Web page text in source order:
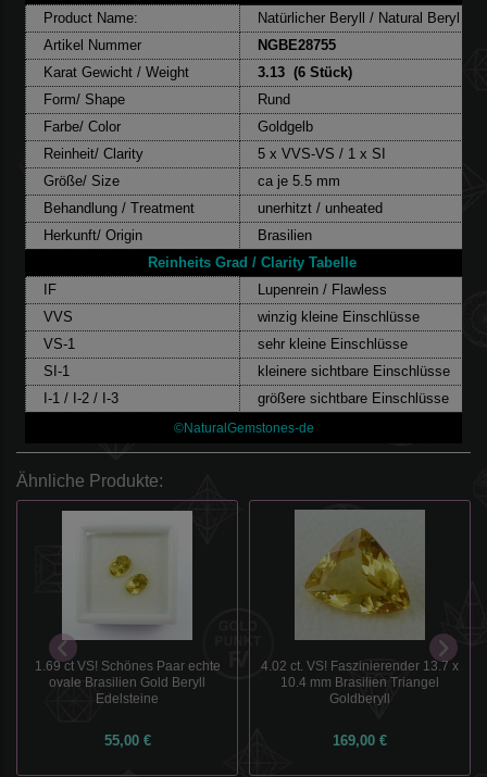
Product Name:
Natürlicher Beryll / Natural Beryl
Artikel Nummer
NGBE28755
Karat Gewicht / Weight
3.13 (6 Stück)
Form/ Shape
Rund
Farbe/ Color
Goldgelb
Reinheit/ Clarity
5 x VVS-VS / 1 x SI
Größe/ Size
ca je 5.5 mm
Behandlung / Treatment
unerhitzt / unheated
Herkunft/ Origin
Brasilien
Reinheits Grad / Clarity Tabelle
IF
Lupenrein / Flawless
VVS
winzig kleine Einschlüsse
VS-1
sehr kleine Einschlüsse
SI-1
kleinere sichtbare Einschlüsse
I-1 / I-2 / I-3
größere sichtbare Einschlüsse
©NaturalGemstones-de
Ähnliche Produkte:
1.69 ct VS! Schönes Paar echte
ovale Brasilien Gold Beryll
Edelsteine
55,00 €
4.02 ct. VS! Faszinierender 13.7 x
10.4 mm Brasilien Triangel
Goldberyll
169,00 €